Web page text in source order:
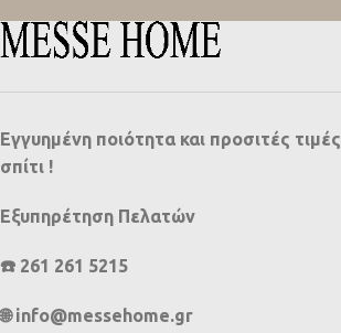
Εγγυημένη ποιότητα και προσιτές
σπίτι !
Εξυπηρέτηση Πελατών
☎️ 261 261 5215
🌐 info@messehome.gr